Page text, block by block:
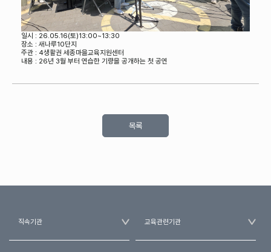
일시 : 26.05.16(토)13:00~13:30
장소 : 새나루10단지
주관 : 4생활권 세종마을교육지원센터
내용 : 26년 3월 부터 연습한 기량을 공개하는 첫 공연
목록